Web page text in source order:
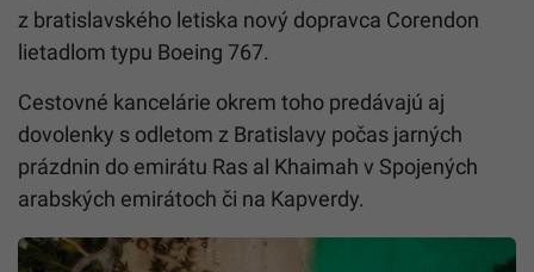
z bratislavského letiska nový dopravca Corendon
lietadlom typu Boeing 767.
Cestovné kancelárie okrem toho predávajú aj
dovolenky s odletom z Bratislavy počas jarných
prázdnin do emirátu Ras al Khaimah v Spojených
arabských emirátoch či na Kapverdy.